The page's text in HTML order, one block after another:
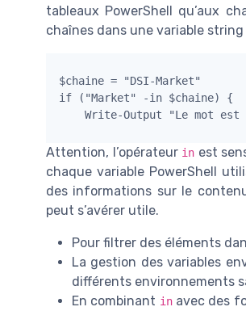
tableaux PowerShell qu’aux
chaînes dans une variable string
$chaine = "DSI-Market"
if ("Market" -in $chaine) {
Attention, l’opérateur in est
chaque variable PowerShell
des informations sur le
peut s’avérer utile.
Pour filtrer des éléments
La gestion des variables
différents environnements
En combinant inavec des